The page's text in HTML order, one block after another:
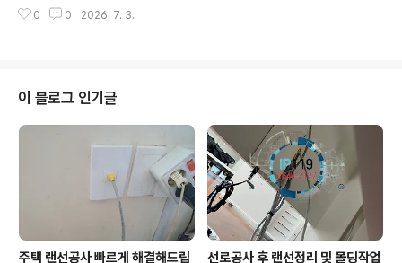
와 SG24N-MINI 1대를 새롭게 설치했습니다. 먼저 기존
입니다. 사무실 인터넷이 느려지면 가장 먼저 통신사 회선
다. 이번 현장에서는 기존 네트워크 환경과 선로 상태를 점
검하고 문제가 의심되는 랜선을 교체해 안정적인 인터넷
환경을 다시 구성했습니다. 현장에 도착해 고객님께 인터
넷 사용 중 발생하는 증상을 먼저 확인했습니다. 인터넷이
완전히 끊기는 것은 아니었지만 평소보다 웹페이지가 늦게
열리고 업무 프로그램 사용이나 파일 전송 시 ..
0 0 2026. 7. 3.
이 블로그 인기글
주택 랜선공사 빠르게 해결해드립
선로공사 후 랜선정리 및 몰딩작업